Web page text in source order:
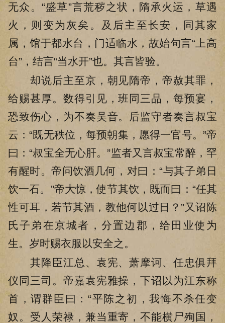
无众。“盛草”言荒秽之状，隋承火运，草遇
火，则变为灰矣。及后主至长安，同其家
属，馆于都水台，门适临水，故始句言“上高
台”，结言“当水开”也。其言皆验。
却说后主至京，朝见隋帝，帝赦其罪，
给赐甚厚。数得引见，班同三品，每预宴，
恐致伤心，为不奏吴音。后监守者奏言叔宝
云：“既无秩位，每预朝集，愿得一官号。”帝
曰：“叔宝全无心肝。”监者又言叔宝常醉，罕
有醒时。帝问饮酒几何，对曰：“与其子弟日
饮一石。”帝大惊，使节其饮，既而曰：“任其
性可耳，若节其酒，教他何以过日？”又诏陈
氏子弟在京城者，分置边郡，给田业使为
生。岁时赐衣服以安全之。
其降臣江总、袁宪、萧摩诃、任忠俱拜
仪同三司。帝嘉袁宪雅操，下诏以为江东称
首，谓群臣曰：“平陈之初，我悔不杀任变
奴。受人荣禄，兼当重寄，不能横尸殉国，